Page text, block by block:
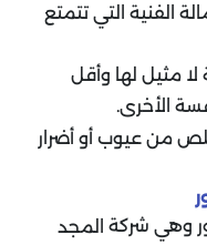
الفنية التي تتمتع
لا مثيل لها وأقل
الأخرى.
من عيوب أو أضرار
وهي شركة المجد